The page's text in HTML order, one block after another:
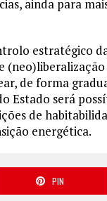
ainda para
estratégico
de forma
Estado será
de
energética.
PIN